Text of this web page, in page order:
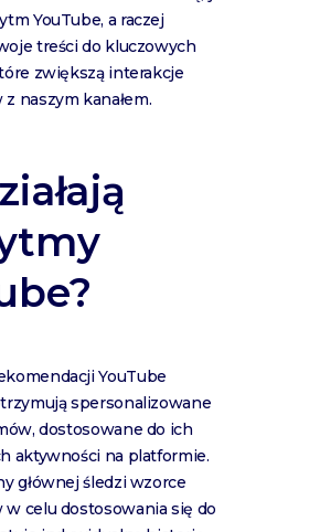
YouTube, a raczej
treści do kluczowych
zwiększą interakcje
naszym kanałem.
YouTube
spersonalizowane
dostosowane do ich
aktywności na platformie.
głównej śledzi wzorce
celu dostosowania się do